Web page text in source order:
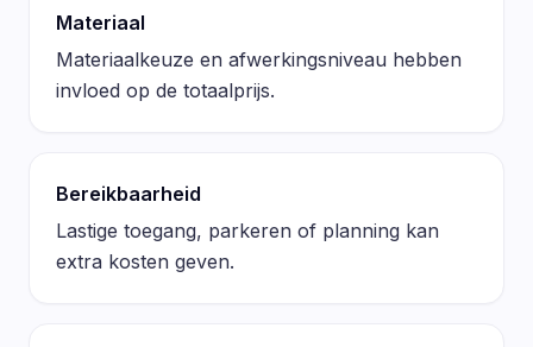
Materiaal
Materiaalkeuze en afwerkingsniveau hebben
invloed op de totaalprijs.
Bereikbaarheid
Lastige toegang, parkeren of planning kan
extra kosten geven.